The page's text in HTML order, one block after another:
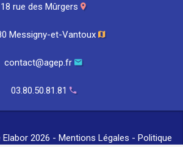
18 rue des Mûrgers
Messigny-et-Vantoux
contact@agep.fr
03.80.50.81.81
2026 - Mentions Légales - Politique